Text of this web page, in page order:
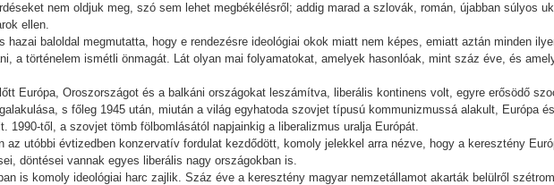
nem oldjuk meg, szó sem lehet megbékélésről; addig marad a szlovák, román, újabban súlyos
ellen.
hazai baloldal megmutatta, hogy e rendezésre ideológiai okok miatt nem képes, emiatt aztán minden
a történelem ismétli önmagát. Lát olyan mai folyamatokat, amelyek hasonlóak, mint száz éve, és
Európa, Oroszországot és a balkáni országokat leszámítva, liberális kontinens volt, egyre erősödő
s főleg 1945 után, miután a világ egyhatoda szovjet típusú kommunizmussá alakult, Európa
1990-től, a szovjet tömb fölbomlásától napjainkig a liberalizmus uralja Európát.
az utóbbi évtizedben konzervatív fordulat kezdődött, komoly jelekkel arra nézve, hogy a keresztény
döntései vannak egyes liberális nagy országokban is.
is komoly ideológiai harc zajlik. Száz éve a keresztény magyar nemzetállamot akarták belülről